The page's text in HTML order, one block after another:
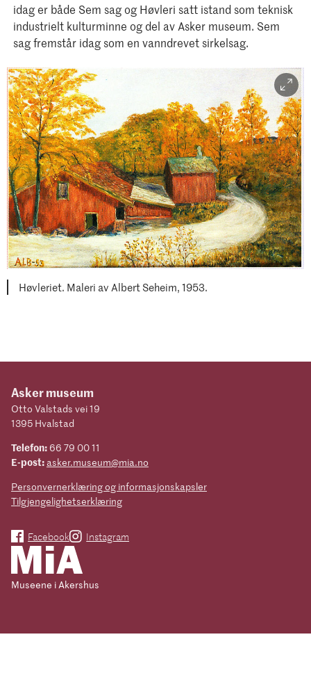
idag er både Sem sag og Høvleri satt istand som teknisk
industrielt kulturminne og del av Asker museum. Sem
sag fremstår idag som en vanndrevet sirkelsag.
Høvleriet. Maleri av Albert Seheim, 1953.
Asker museum
Otto Valstads vei 19
1395 Hvalstad
Telefon: 66 79 00 11
E-post: asker.museum@mia.no
Personvernerklæring og informasjonskapsler
Tilgjengelighetserklæring
Facebook Instagram
Museene i Akershus